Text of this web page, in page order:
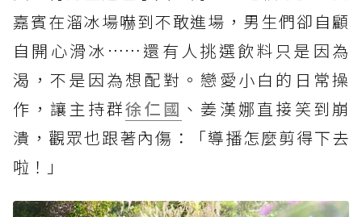
嘉賓在溜冰場嚇到不敢進場，男生們卻自顧
自開心滑冰……還有人挑選飲料只是因為
渴，不是因為想配對。戀愛小白的日常操
作，讓主持群徐仁國 、姜漢娜直接笑到崩
潰，觀眾也跟著內傷：「導播怎麼剪得下去
啦！」